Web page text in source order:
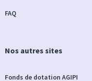
FAQ
Nos autres sites
Fonds de dotation AGIPI